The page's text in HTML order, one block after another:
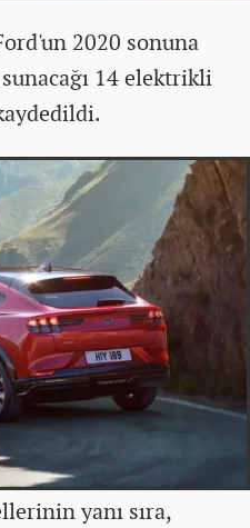
2020 sonuna
14 elektrikli
yanı sıra,